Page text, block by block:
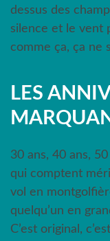
dessus des
silence et le vent
comme ça, ça ne
LES
30 ans, 40 ans,
qui comptent
vol en
quelqu’un en
C’est original,